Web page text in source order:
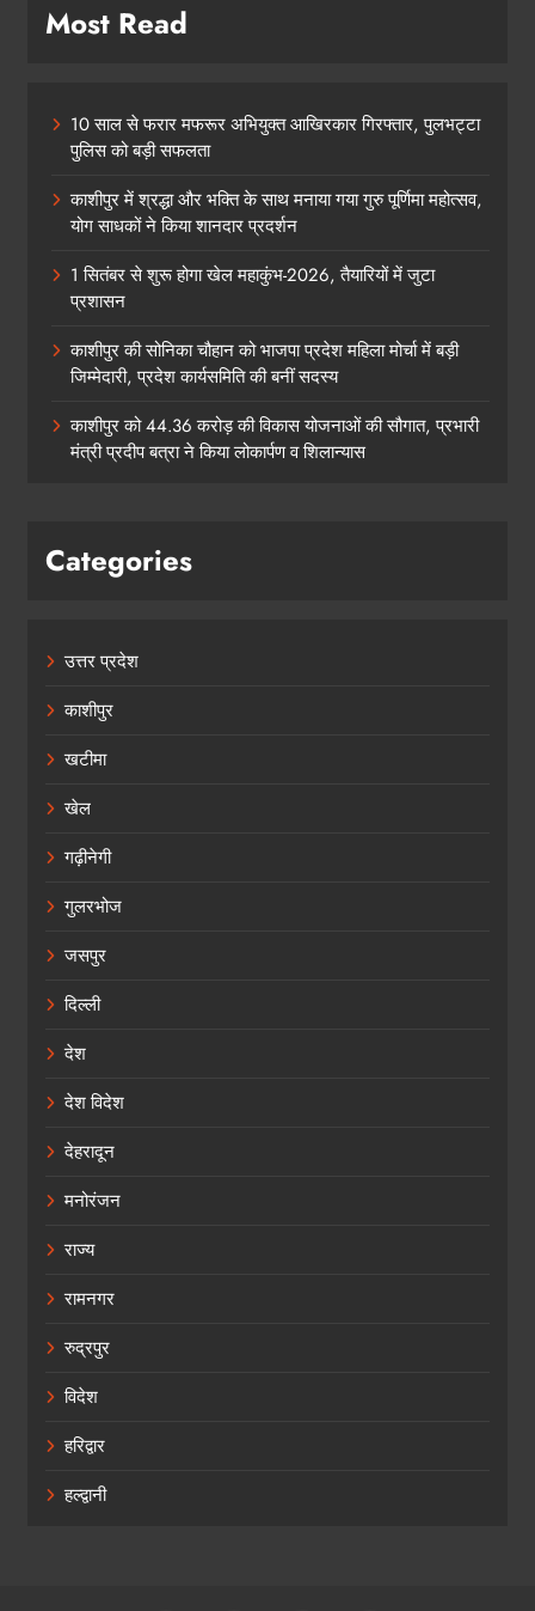
Most Read
10 साल से फरार मफरूर अभियुक्त आखिरकार गिरफ्तार, पुलभट्टा
पुलिस को बड़ी सफलता
काशीपुर में श्रद्धा और भक्ति के साथ मनाया गया गुरु पूर्णिमा महोत्सव,
योग साधकों ने किया शानदार प्रदर्शन
1 सितंबर से शुरू होगा खेल महाकुंभ-2026, तैयारियों में जुटा
प्रशासन
काशीपुर की सोनिका चौहान को भाजपा प्रदेश महिला मोर्चा में बड़ी
जिम्मेदारी, प्रदेश कार्यसमिति की बनीं सदस्य
काशीपुर को 44.36 करोड़ की विकास योजनाओं की सौगात, प्रभारी
मंत्री प्रदीप बत्रा ने किया लोकार्पण व शिलान्यास
Categories
उत्तर प्रदेश
काशीपुर
खटीमा
खेल
गढ़ीनेगी
गुलरभोज
जसपुर
दिल्ली
देश
देश विदेश
देहरादून
मनोरंजन
राज्य
रामनगर
रुद्रपुर
विदेश
हरिद्वार
हल्द्वानी